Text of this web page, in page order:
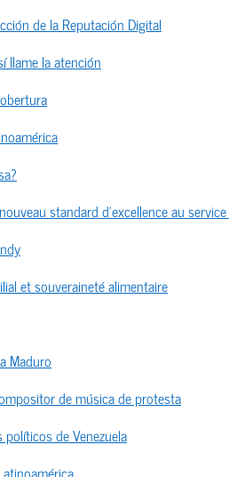
de la Reputación Digital
llame la atención
standard d’excellence au
et souveraineté alimentaire
Maduro
de música de protesta
de Venezuela